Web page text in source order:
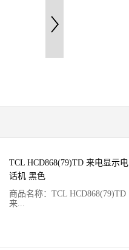
TCL HCD868(79)TD 来电显示电
话机 黑色
商品名称：TCL HCD868(79)TD
来...